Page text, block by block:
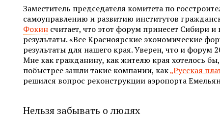
Заместитель председателя комитета по
самоуправлению и развитию институтов
Фокин считает, что этот форум принесет Сибири
результаты. «Все Красноярские экономические
результаты для нашего края. Уверен, что и форум
Мне как гражданину, как жителю края хотелось
побыстрее зашли такие компании, как„Русская
решился вопрос реконструкции аэропорта
Нельзя забывать о людях